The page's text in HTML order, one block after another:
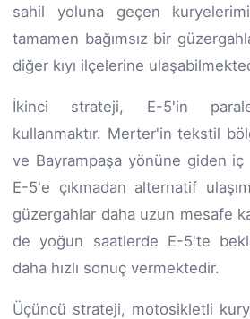
sahil yoluna geçen
tamamen bağımsız bir
diğer kıyı ilçelerine
İkinci strateji, E-5'in
kullanmaktır. Merter'in tekstil
ve Bayrampaşa yönüne giden iç
E-5'e çıkmadan alternatif
güzergahlar daha uzun mesafe
de yoğun saatlerde E-5'te
daha hızlı sonuç vermektedir.
Üçüncü strateji, motosikletli